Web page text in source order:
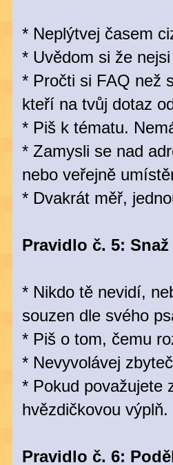
* Neplýtvej časem
* Uvědom si že
* Pročti si FAQ než
kteří na tvůj dotaz
* Piš k tématu.
* Zamysli se nad
nebo veřejně
* Dvakrát měř,
Pravidlo č. 5:
* Nikdo tě nevidí,
souzen dle svého
* Piš o tom, čemu
* Nevyvolávej
* Pokud považujete
hvězdičkovou výplň.
Pravidlo č. 6: